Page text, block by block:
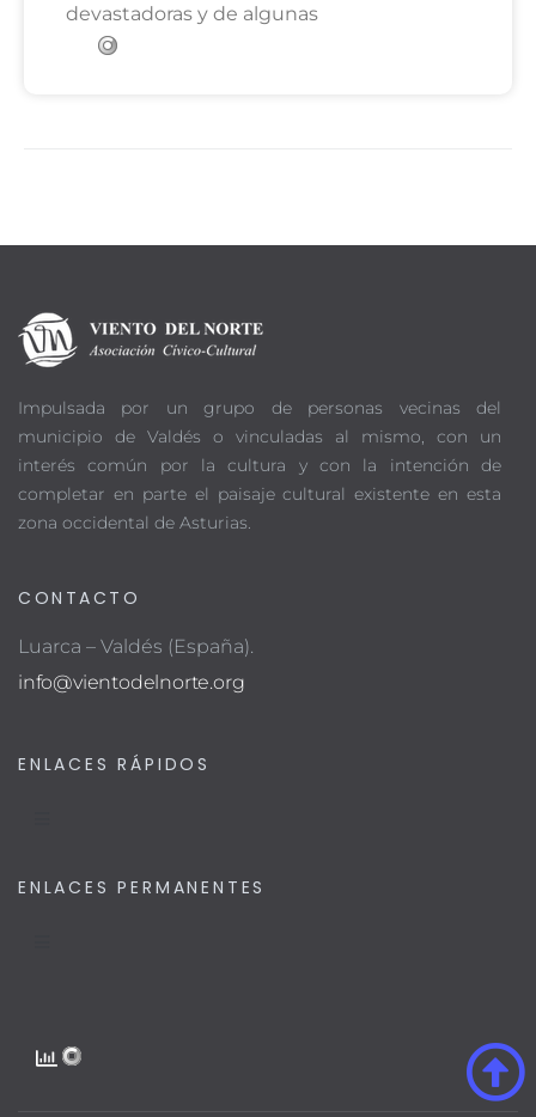
devastadoras y de algunas
Impulsada por un grupo de personas vecinas del
municipio de Valdés o vinculadas al mismo, con un
interés común por la cultura y con la intención de
completar en parte el paisaje cultural existente en esta
zona occidental de Asturias.
CONTACTO
Luarca – Valdés (España).
info@vientodelnorte.org
ENLACES RÁPIDOS
ENLACES PERMANENTES